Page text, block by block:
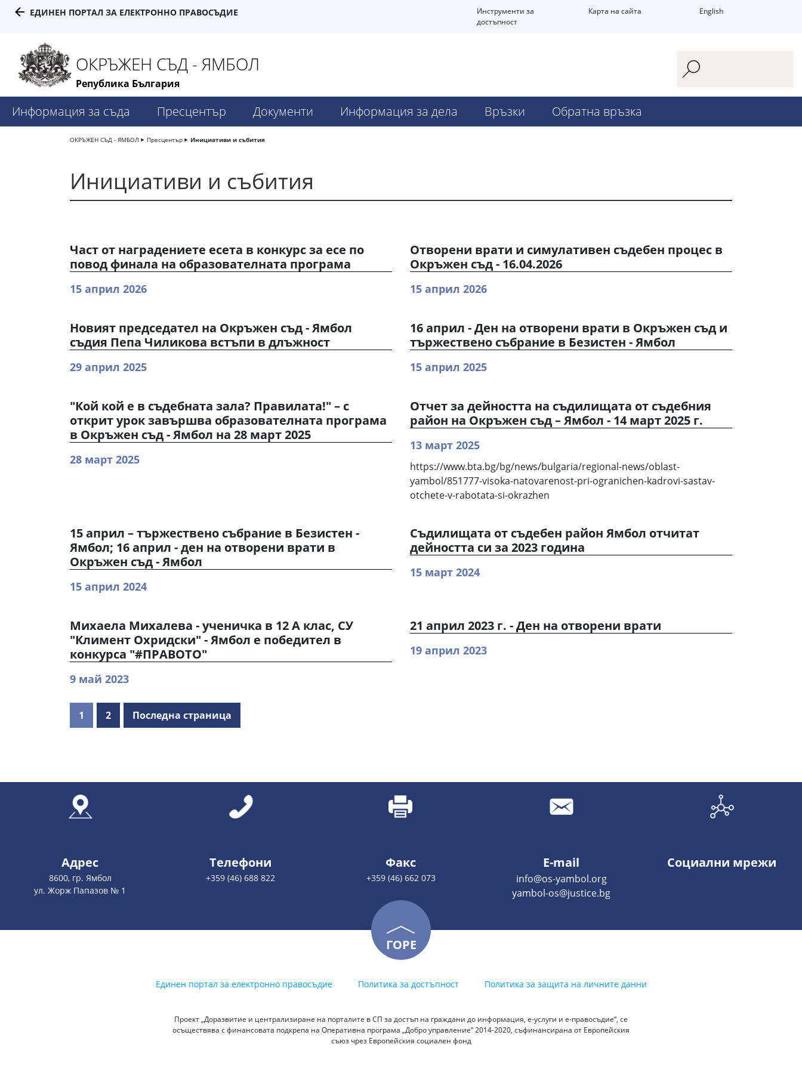
ЕДИНЕН ПОРТАЛ ЗА ЕЛЕКТРОННО ПРАВОСЪДИЕ
Инструменти за
достъпност
Карта на сайта English
ОКРЪЖЕН СЪД - ЯМБОЛ
Република България
Информация за съда Пресцентър Документи Информация за дела Връзки Обратна връзка
ОКРЪЖЕН СЪД - ЯМБОЛ Пресцентър Инициативи и събития
Инициативи и събития
Част от наградениете есета в конкурс за есе по
повод финала на образователната програма
15 април 2026
Отворени врати и симулативен съдебен процес в
Окръжен съд - 16.04.2026
15 април 2026
Новият председател на Окръжен съд - Ямбол
съдия Пепа Чиликова встъпи в длъжност
29 април 2025
16 април - Ден на отворени врати в Окръжен съд и
тържествено събрание в Безистен - Ямбол
15 април 2025
"Кой кой е в съдебната зала? Правилата!" – с
открит урок завършва образователната програма
в Окръжен съд - Ямбол на 28 март 2025
28 март 2025
Отчет за дейността на съдилищата от съдебния
район на Окръжен съд – Ямбол - 14 март 2025 г.
13 март 2025
https://www.bta.bg/bg/news/bulgaria/regional-news/oblast-
yambol/851777-visoka-natovarenost-pri-ogranichen-kadrovi-sastav-
otchete-v-rabotata-si-okrazhen
15 април – тържествено събрание в Безистен -
Ямбол; 16 април - ден на отворени врати в
Окръжен съд - Ямбол
15 април 2024
Съдилищата от съдебен район Ямбол отчитат
дейността си за 2023 година
15 март 2024
Михаела Михалева - ученичка в 12 А клас, СУ
"Климент Охридски" - Ямбол е победител в
конкурса "#ПРАВОТО"
9 май 2023
21 април 2023 г. - Ден на отворени врати
19 април 2023
1 2 Последна страница
Адрес
8600, гр. Ямбол
ул. Жорж Папазов № 1
Телефони
+359 (46) 688 822
Факс
+359 (46) 662 073
E-mail
info@os-yambol.org
yambol-os@justice.bg
Социални мрежи
ГОРЕ
Единен портал за електронно правосъдие Политика за достъпност Политика за защита на личните данни
Проект „Доразвитие и централизиране на порталите в СП за достъп на граждани до информация, е-услуги и е-правосъдие“, се
осъществява с финансовата подкрепа на Оперативна програма „Добро управление“ 2014-2020, съфинансирана от Европейския
съюз чрез Европейския социален фонд